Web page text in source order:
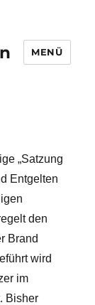
MENÜ
„Satzung
Entgelten
den
Brand
wird
im
Bisher